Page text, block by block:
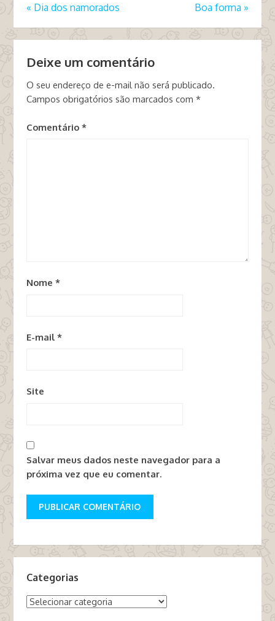
« Dia dos namorados Boa forma »
Deixe um comentário
O seu endereço de e-mail não será publicado.
Campos obrigatórios são marcados com *
Comentário *
Nome *
E-mail *
Site
Salvar meus dados neste navegador para a
próxima vez que eu comentar.
Categorias
Categorias